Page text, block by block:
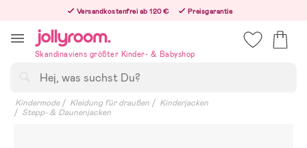
innehållet
Versandkostenfrei ab 120 €
Preisgarantie
Bestelle jetzt – wir versenden noch am selben Werktag!
Skandinaviens größter Kinder- & Babyshop
Kindermode Kleidung für draußen
Kinderjacken
Stepp- & Daunenjacken